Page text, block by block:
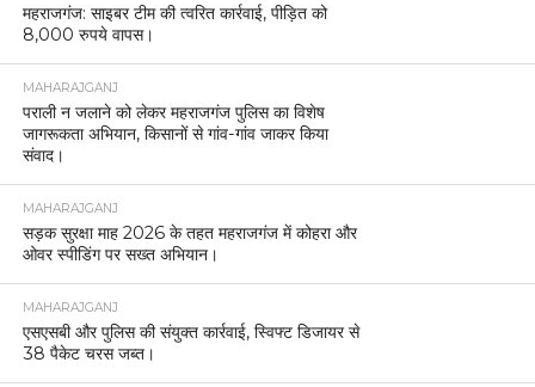
महराजगंज: साइबर टीम की त्वरित कार्रवाई, पीड़ित को
8,000 रुपये वापस।
MAHARAJGANJ
पराली न जलाने को लेकर महराजगंज पुलिस का विशेष
जागरूकता अभियान, किसानों से गांव-गांव जाकर किया
संवाद।
MAHARAJGANJ
सड़क सुरक्षा माह 2026 के तहत महराजगंज में कोहरा और
ओवर स्पीडिंग पर सख्त अभियान।
MAHARAJGANJ
एसएसबी और पुलिस की संयुक्त कार्रवाई, स्विफ्ट डिजायर से
38 पैकेट चरस जब्त।